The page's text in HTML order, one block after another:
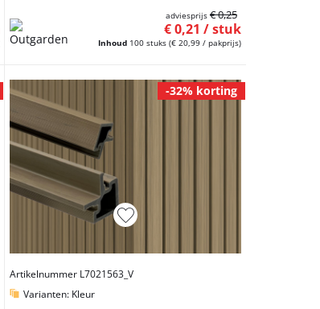
Inhoud 100 stuks (€ 20,99 / pakprijs)
€ 0,21 / stuk
adviesprijs € 0,25
-32% korting
Artikelnummer L7021563_V
Varianten: Kleur